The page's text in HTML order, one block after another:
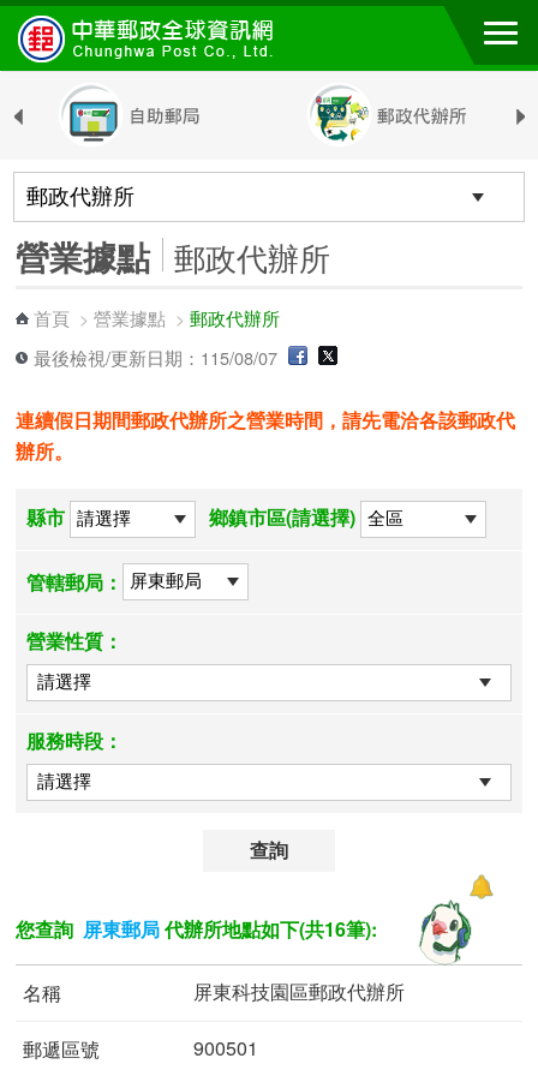
跳到主要內容區塊
營業據點 郵政代辦所
首頁 >營業據點 >郵政代辦所
最後檢視/更新日期：115/08/07
連續假日期間郵政代辦所之營業時間，請先電洽各該郵政代
辦所。
縣市 鄉鎮市區(請選擇)
管轄郵局：
營業性質：
服務時段：
查詢
您查詢 屏東郵局代辦所地點如下(共16筆):
屏東科技園區郵政代辦所
900501